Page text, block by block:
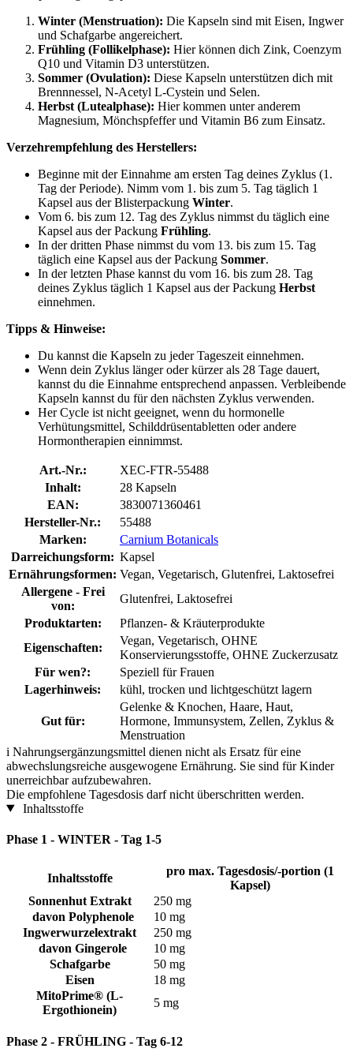
Winter (Menstruation): Die Kapseln sind mit Eisen, Ingwer
und Schafgarbe angereichert.
Frühling (Follikelphase): Hier können dich Zink, Coenzym
Q10 und Vitamin D3 unterstützen.
Sommer (Ovulation): Diese Kapseln unterstützen dich mit
Brennnessel, N-Acetyl L-Cystein und Selen.
Herbst (Lutealphase): Hier kommen unter anderem
Magnesium, Mönchspfeffer und Vitamin B6 zum Einsatz.
Verzehrempfehlung des Herstellers:
Beginne mit der Einnahme am ersten Tag deines Zyklus (1.
Tag der Periode). Nimm vom 1. bis zum 5. Tag täglich 1
Kapsel aus der Blisterpackung Winter.
Vom 6. bis zum 12. Tag des Zyklus nimmst du täglich eine
Kapsel aus der Packung Frühling.
In der dritten Phase nimmst du vom 13. bis zum 15. Tag
täglich eine Kapsel aus der Packung Sommer.
In der letzten Phase kannst du vom 16. bis zum 28. Tag
deines Zyklus täglich 1 Kapsel aus der Packung Herbst
einnehmen.
Tipps & Hinweise:
Du kannst die Kapseln zu jeder Tageszeit einnehmen.
Wenn dein Zyklus länger oder kürzer als 28 Tage dauert,
kannst du die Einnahme entsprechend anpassen. Verbleibende
Kapseln kannst du für den nächsten Zyklus verwenden.
Her Cycle ist nicht geeignet, wenn du hormonelle
Verhütungsmittel, Schilddrüsentabletten oder andere
Hormontherapien einnimmst.
Art.-Nr.:
XEC-FTR-55488
Inhalt:
28 Kapseln
EAN:
3830071360461
Hersteller-Nr.:
55488
Marken:
Carnium Botanicals
Darreichungsform: Kapsel
Ernährungsformen: Vegan, Vegetarisch, Glutenfrei, Laktosefrei
Allergene - Frei
von:
Glutenfrei, Laktosefrei
Produktarten:
Pflanzen- & Kräuterprodukte
Eigenschaften:
Vegan, Vegetarisch, OHNE
Konservierungsstoffe, OHNE Zuckerzusatz
Für wen?:
Speziell für Frauen
Lagerhinweis:
kühl, trocken und lichtgeschützt lagern
Gut für:
Gelenke & Knochen, Haare, Haut,
Hormone, Immunsystem, Zellen, Zyklus &
Menstruation
i Nahrungsergänzungsmittel dienen nicht als Ersatz für eine
abwechslungsreiche ausgewogene Ernährung. Sie sind für Kinder
unerreichbar aufzubewahren.
Die empfohlene Tagesdosis darf nicht überschritten werden.
Inhaltsstoffe
Phase 1 - WINTER - Tag 1-5
Inhaltsstoffe
pro max. Tagesdosis/-portion (1
Kapsel)
Sonnenhut Extrakt
250 mg
davon Polyphenole
10 mg
Ingwerwurzelextrakt
250 mg
davon Gingerole
10 mg
Schafgarbe
50 mg
Eisen
18 mg
MitoPrime® (L-
Ergothionein)
5 mg
Phase 2 - FRÜHLING - Tag 6-12